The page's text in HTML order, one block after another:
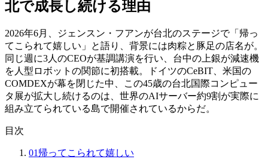
北で成長し続ける理由
2026年6月、ジェンスン・フアンが台北のステージで「帰っ
てこられて嬉しい」と語り、背景には肉粽と豚足の店名が。
同じ週に3人のCEOが基調講演を行い、台中の上銀が減速機
を人型ロボットの関節に初搭載。ドイツのCeBIT、米国の
COMDEXが幕を閉じた中、この45歳の台北国際コンピュー
タ展が拡大し続けるのは、世界のAIサーバー約9割が実際に
組み立てられている島で開催されているからだ。
目次
01 帰ってこられて嬉しい